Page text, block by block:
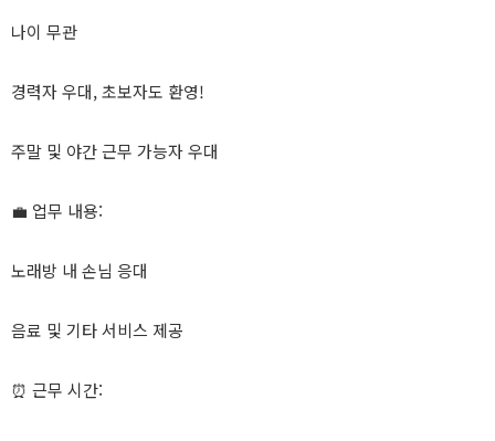
나이 무관
경력자 우대, 초보자도 환영!
주말 및 야간 근무 가능자 우대
💼 업무 내용:
노래방 내 손님 응대
음료 및 기타 서비스 제공
⏰ 근무 시간: